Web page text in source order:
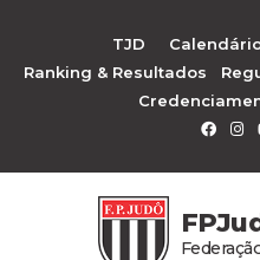
TJD
Ranking & Resultados